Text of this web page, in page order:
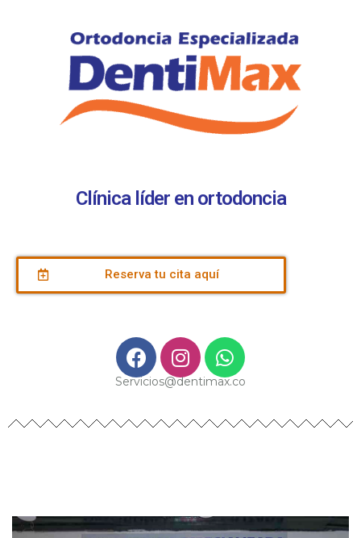
Clínica líder en ortodoncia
Reserva tu cita aquí
Servicios@dentimax.co